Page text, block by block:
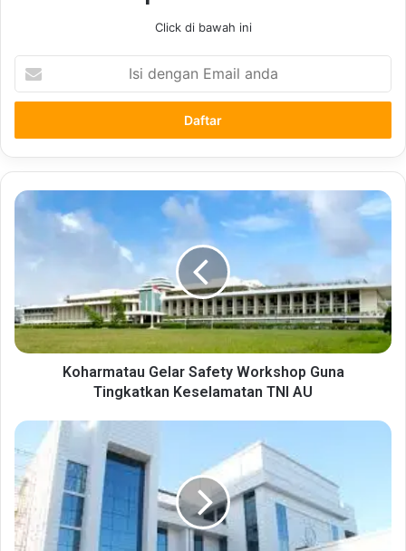
Click di bawah ini
dengan
Email
Koharmatau
Workshop
Tingkatkan
Keselamatan
TNI
AU
Koharmatau Gelar Safety Workshop Guna
Tingkatkan Keselamatan TNI AU
2
Tersangka
Kasus
Dugaan
APD
di
Dinkes